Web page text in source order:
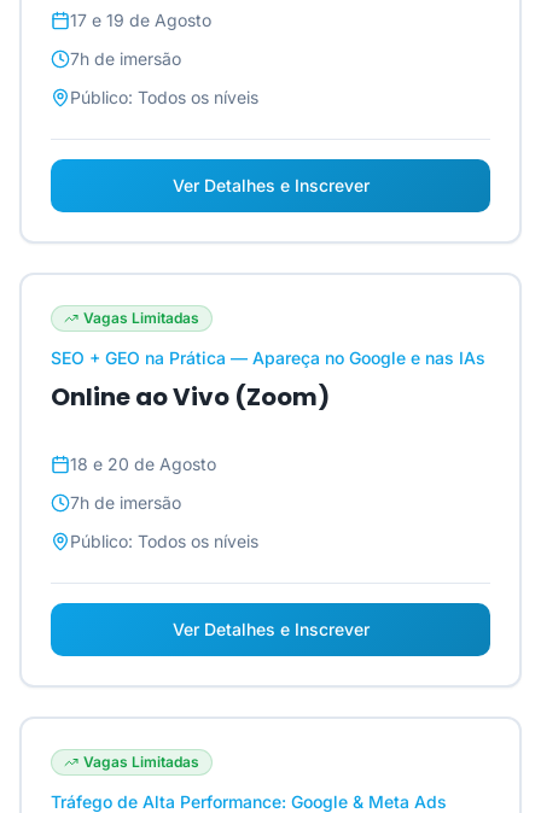
17 e 19 de Agosto
7h de imersão
Público: Todos os níveis
Ver Detalhes e Inscrever
Vagas Limitadas
SEO + GEO na Prática — Apareça no Google e nas IAs
Online ao Vivo (Zoom)
18 e 20 de Agosto
7h de imersão
Público: Todos os níveis
Ver Detalhes e Inscrever
Vagas Limitadas
Tráfego de Alta Performance: Google & Meta Ads